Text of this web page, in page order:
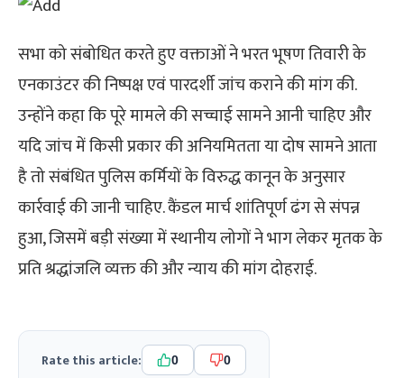
सभा को संबोधित करते हुए वक्ताओं ने भरत भूषण तिवारी के
एनकाउंटर की निष्पक्ष एवं पारदर्शी जांच कराने की मांग की.
उन्होंने कहा कि पूरे मामले की सच्चाई सामने आनी चाहिए और
यदि जांच में किसी प्रकार की अनियमितता या दोष सामने आता
है तो संबंधित पुलिस कर्मियों के विरुद्ध कानून के अनुसार
कार्रवाई की जानी चाहिए. कैंडल मार्च शांतिपूर्ण ढंग से संपन्न
हुआ, जिसमें बड़ी संख्या में स्थानीय लोगों ने भाग लेकर मृतक के
प्रति श्रद्धांजलि व्यक्त की और न्याय की मांग दोहराई.
Rate this article: 0 0